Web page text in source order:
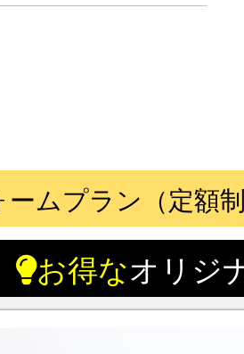
ムプラン（定額
お得なオリジ